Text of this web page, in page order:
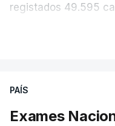
registados 49.595
anos, exceto nos
excecionais para a
PAÍS
Exames